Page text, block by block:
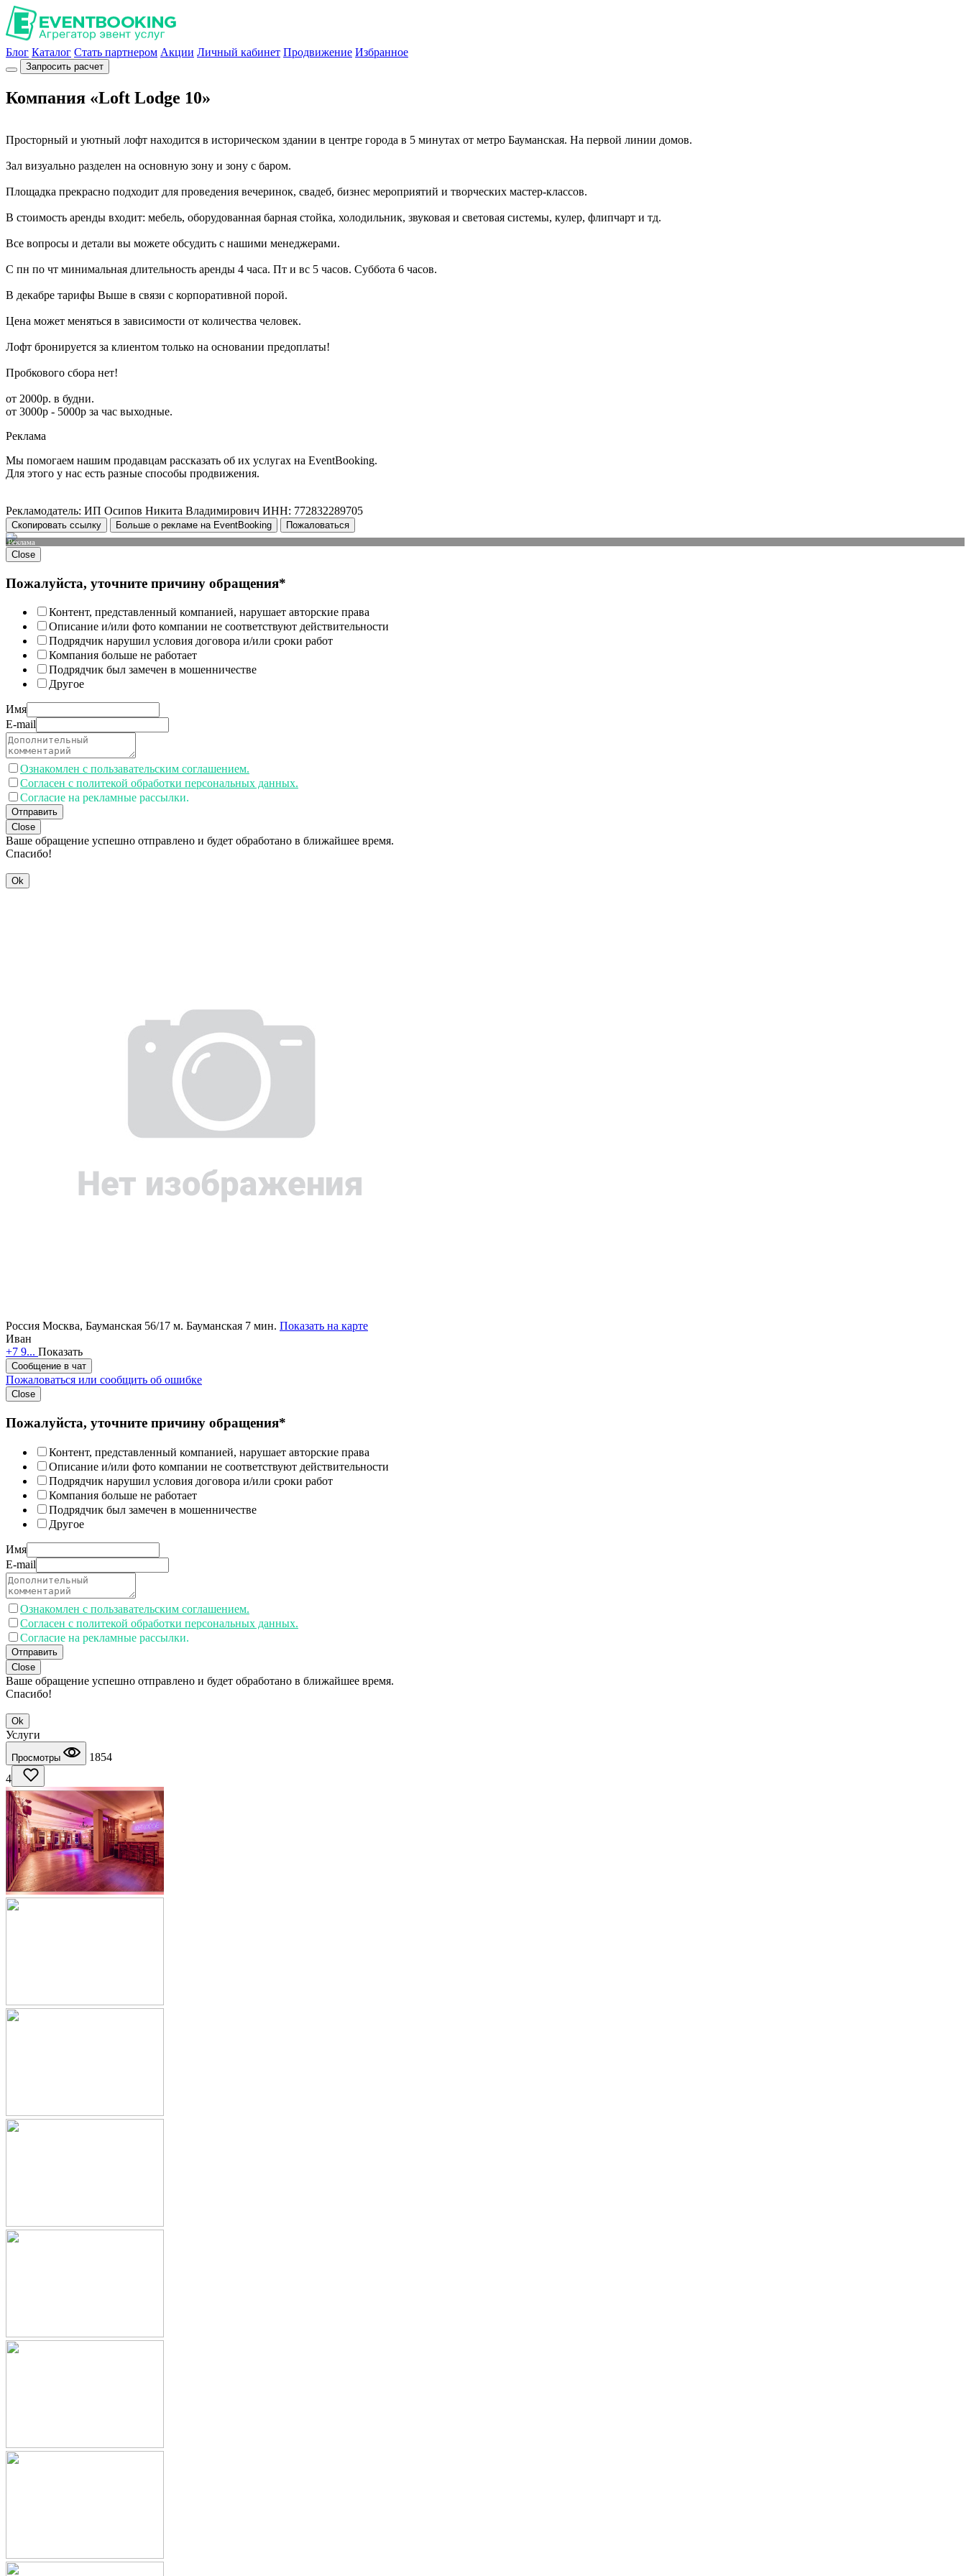
Блог Каталог Стать партнером Акции Личный кабинет Продвижение Избранное
Запросить расчет
Компания «Loft Lodge 10»
Просторный и уютный лофт находится в историческом здании в центре города в 5 минутах от метро Бауманская. На первой линии домов.
Зал визуально разделен на основную зону и зону с баром.
Площадка прекрасно подходит для проведения вечеринок, свадеб, бизнес мероприятий и творческих мастер-классов.
В стоимость аренды входит: мебель, оборудованная барная стойка, холодильник, звуковая и световая системы, кулер, флипчарт и тд.
Все вопросы и детали вы можете обсудить с нашими менеджерами.
С пн по чт минимальная длительность аренды 4 часа. Пт и вс 5 часов. Суббота 6 часов.
В декабре тарифы Выше в связи с корпоративной порой.
Цена может меняться в зависимости от количества человек.
Лофт бронируется за клиентом только на основании предоплаты!
Пробкового сбора нет!
от 2000р. в будни.
от 3000р - 5000р за час выходные.
Реклама
Мы помогаем нашим продавцам рассказать об их услугах на EventBooking.
Для этого у нас есть разные способы продвижения.
Рекламодатель: ИП Осипов Никита Владимирович ИНН: 772832289705
Скопировать ссылку Больше о рекламе на EventBooking Пожаловаться
Реклама
Close
Пожалуйста, уточните причину обращения*
Контент, представленный компанией, нарушает авторские права
Описание и/или фото компании не соответствуют действительности
Подрядчик нарушил условия договора и/или сроки работ
Компания больше не работает
Подрядчик был замечен в мошенничестве
Другое
Имя
E-mail
Ознакомлен с пользавательским соглашением.
Согласен с политекой обработки персональных данных.
Согласие на рекламные рассылки.
Отправить
Close
Ваше обращение успешно отправлено и будет обработано в ближайшее время.
Спасибо!
Ok
Россия Москва, Бауманская 56/17 м. Бауманская 7 мин. Показать на карте
Иван
+7 9... Показать
Сообщение в чат
Пожаловаться или сообщить об ошибке
Close
Пожалуйста, уточните причину обращения*
Контент, представленный компанией, нарушает авторские права
Описание и/или фото компании не соответствуют действительности
Подрядчик нарушил условия договора и/или сроки работ
Компания больше не работает
Подрядчик был замечен в мошенничестве
Другое
Имя
E-mail
Ознакомлен с пользавательским соглашением.
Согласен с политекой обработки персональных данных.
Согласие на рекламные рассылки.
Отправить
Close
Ваше обращение успешно отправлено и будет обработано в ближайшее время.
Спасибо!
Ok
Услуги
Просмотры
1854
4